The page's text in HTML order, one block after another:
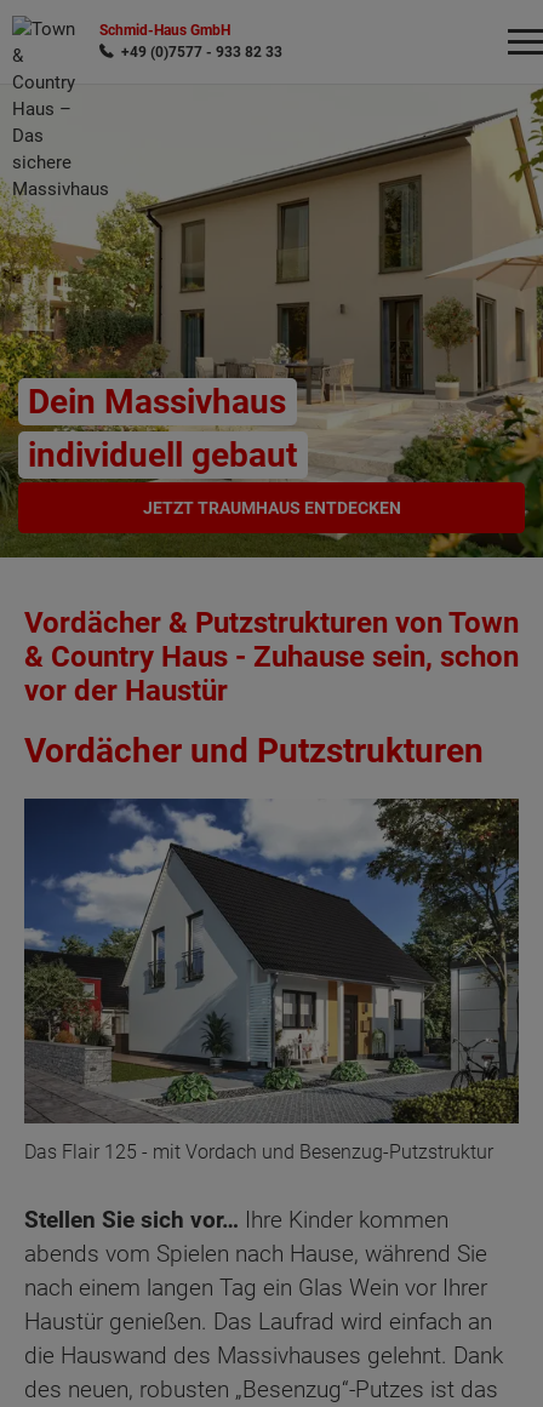
Schmid-Haus GmbH
+49 (0)7577 - 933 82 33
Dein Massivhaus
individuell gebaut
JETZT TRAUMHAUS ENTDECKEN
Vordächer & Putzstrukturen von Town
& Country Haus - Zuhause sein, schon
vor der Haustür
Vordächer und Putzstrukturen
Das Flair 125 - mit Vordach und Besenzug-Putzstruktur
Stellen Sie sich vor… Ihre Kinder kommen
abends vom Spielen nach Hause, während Sie
nach einem langen Tag ein Glas Wein vor Ihrer
Haustür genießen. Das Laufrad wird einfach an
die Hauswand des Massivhauses gelehnt. Dank
des neuen, robusten „Besenzug“-Putzes ist das
Wonach möchten Sie suchen?